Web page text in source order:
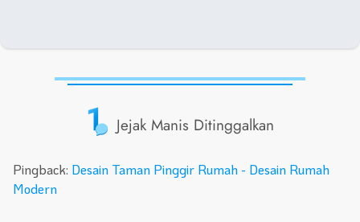
1 Jejak Manis Ditinggalkan
Pingback: Desain Taman Pinggir Rumah - Desain Rumah
Modern